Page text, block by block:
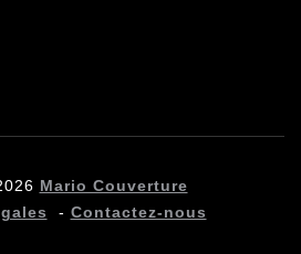
Mario Couverture
- Contactez-nous